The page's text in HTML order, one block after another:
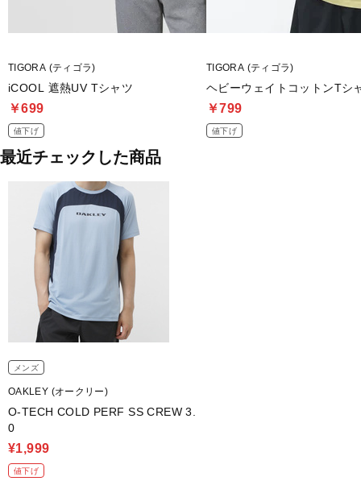
TIGORA (ティゴラ)
iCOOL 遮熱UV Tシャツ
￥699
値下げ
TIGORA (ティゴラ)
ヘビーウェイトコットンTシ
￥799
値下げ
最近チェックした商品
メンズ
OAKLEY (オークリー)
O-TECH COLD PERF SS CREW 3.
0
¥1,999
値下げ